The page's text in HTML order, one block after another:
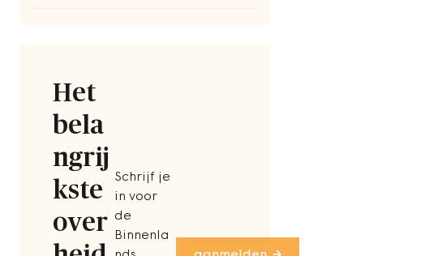
Het
bela
ngrij
kste
over
Schrijf je
in voor
de
Binnenla